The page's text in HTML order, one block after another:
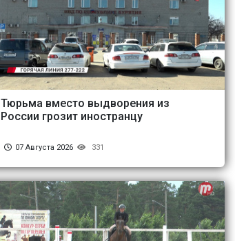
Тюрьма вместо выдворения из
России грозит иностранцу
07 Августа 2026 331